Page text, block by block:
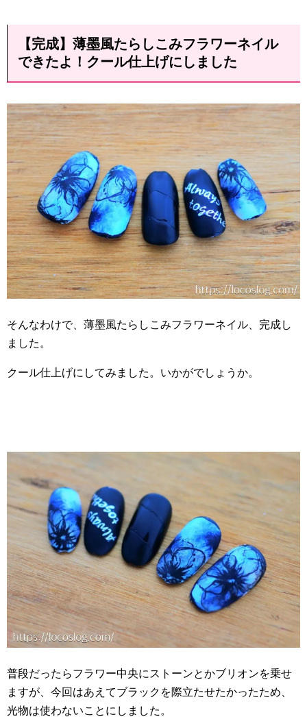
【完成】薄墨風たらしこみフラワーネイル
できたよ！クール仕上げにしました
そんなわけで、薄墨風たらしこみフラワーネイル、完成し
ました。
クール仕上げにしてみました。いかがでしょうか。
普段だったらフラワー中央にストーンとかブリオンを乗せ
ますが、今回はあえてブラックを際立たせたかったため、
光物は使わないことにしました。